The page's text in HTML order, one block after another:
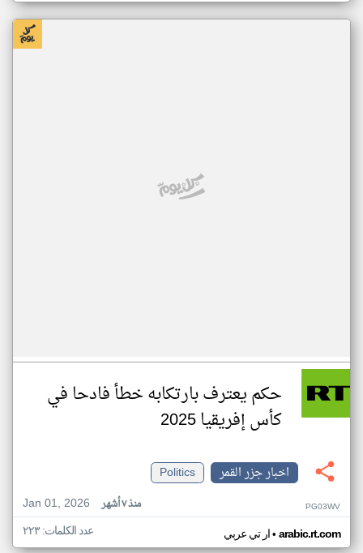
حكم يعترف بارتكابه خطأ فادحا في
كأس إفريقيا 2025
اخبار جزر القمر
Politics
Jan 01, 2026
منذ ٧ أشهر PG03WV
ار تي عربي• arabic.rt.com عدد الكلمات: ٢٢٣